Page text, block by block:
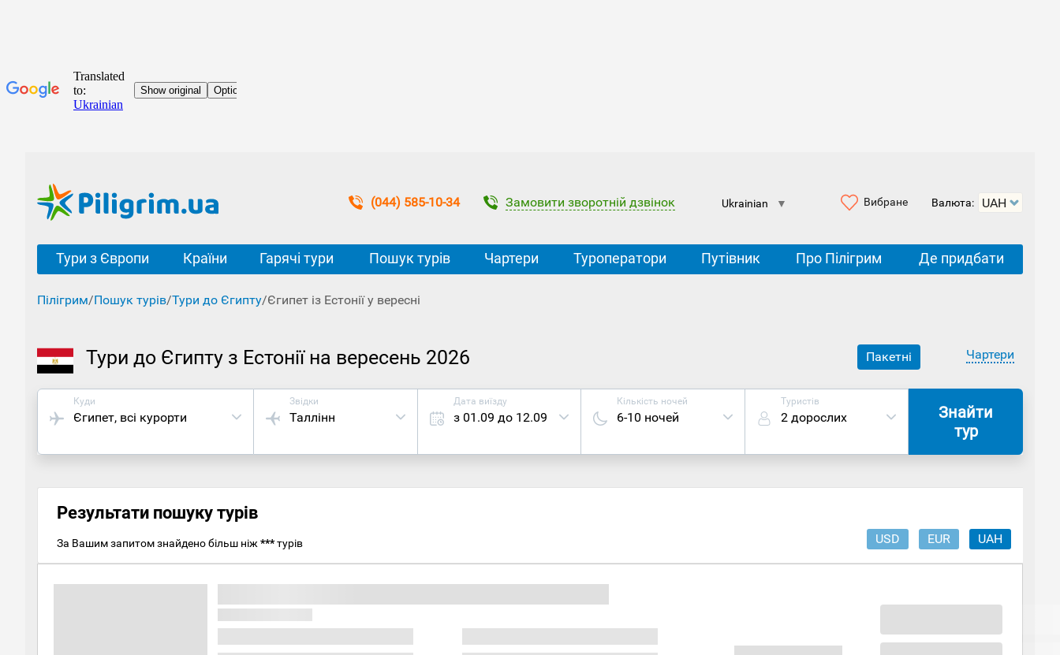
(044) 585-10-34 Замовити зворотній дзвінок Ukrainian ▼ Вибране Валюта:
Тури з Європи Країни Гарячі тури Пошук турів Чартери Туроператори Путівник Про Пілігрим Де придбати
Пілігрим/Пошук турів/Тури до Єгипту/Єгипет із Естонії у вересні
Тури до Єгипту з Естонії на вересень 2026 Пакетні Чартери
Куди
Єгипет, всі курорти
Звідки
Таллінн
Дата виїзду
з 01.09 до 12.09
Кількість ночей
6-10 ночей
Туристів
2 дорослих
Знайти
тур
Результати пошуку турів
USD EUR UAH
За Вашим запитом знайдено більш ніж ***турів